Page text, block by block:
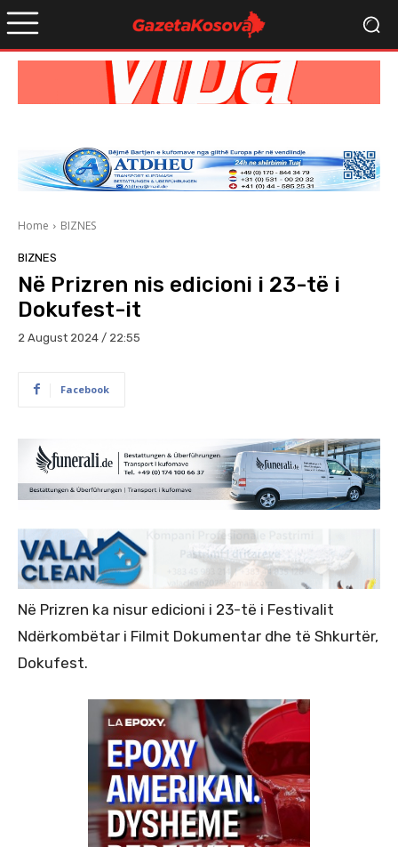
Home BIZNES
BIZNES
Në Prizren nis edicioni i 23-të i
Dokufest-it
2 August 2024 / 22:55
Facebook
Në Prizren ka nisur edicioni i 23-të i Festivalit
Ndërkombëtar i Filmit Dokumentar dhe të Shkurtër,
Dokufest.